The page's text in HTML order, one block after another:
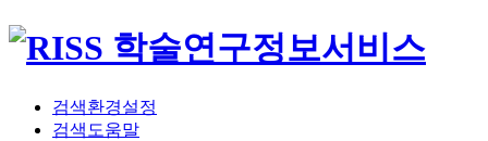
검색환경설정
검색도움말